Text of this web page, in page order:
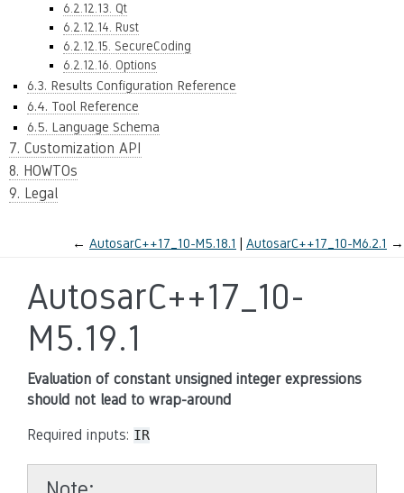
6.2.12.13. Qt
6.2.12.14. Rust
6.2.12.15. SecureCoding
6.2.12.16. Options
6.3. Results Configuration Reference
6.4. Tool Reference
6.5. Language Schema
7. Customization API
8. HOWTOs
9. Legal
← AutosarC++17_10-M5.18.1 AutosarC++17_10-M6.2.1 →
AutosarC++17_10-
M5.19.1
Evaluation of constant unsigned integer expressions
should not lead to wrap-around
Required inputs: IR